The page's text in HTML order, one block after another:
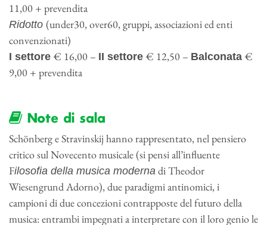
11,00 + prevendita
Ridotto (under30, over60, gruppi, associazioni ed enti
convenzionati)
I settore€ 16,00 – II settore€ 12,50 – Balconata€
9,00 + prevendita
Note di sala
Schönberg e Stravinskij hanno rappresentato, nel pensiero
critico sul Novecento musicale (si pensi all’influente
Filosofia della musica moderna di Theodor
Wiesengrund Adorno), due paradigmi antinomici, i
campioni di due concezioni contrapposte del futuro della
musica: entrambi impegnati a interpretare con il loro genio le